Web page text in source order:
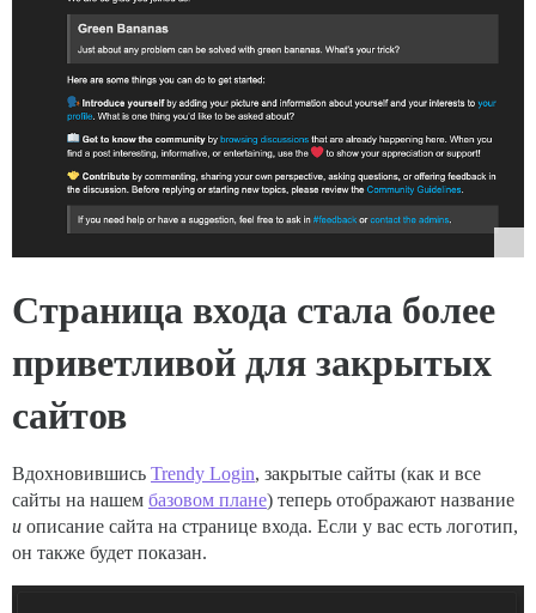
Страница входа стала более
приветливой для закрытых
сайтов
Вдохновившись Trendy Login, закрытые сайты (как и все
сайты на нашем базовом плане) теперь отображают название
и описание сайта на странице входа. Если у вас есть логотип,
он также будет показан.